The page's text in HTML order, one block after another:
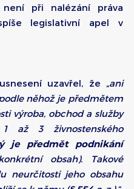
při nalézání práva
legislativní apel v
uzavřel, že „ani
něhož je předmětem
výroba, obchod a služby
až 3 živnostenského
je předmět podnikání
obsah). Takové
neurčitosti jeho obsahu